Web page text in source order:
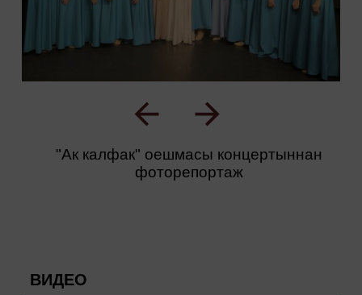
"Ак калфак" оешмасы концертыннан
фоторепортаж
ВИДЕО